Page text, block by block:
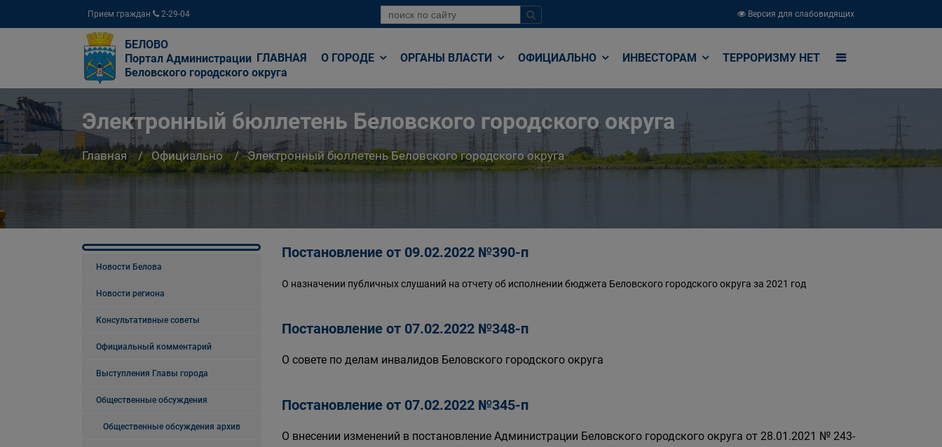
Прием граждан 2-29-04 Версия для слабовидящих
БЕЛОВО
Портал Администрации
Беловского городского округа
ГЛАВНАЯ О ГОРОДЕ ОРГАНЫ ВЛАСТИ ОФИЦИАЛЬНО ИНВЕСТОРАМ ТЕРРОРИЗМУ НЕТ
Электронный бюллетень Беловского городского округа
Главная Официально Электронный бюллетень Беловского городского округа
Новости Белова
Новости региона
Консультативные советы
Официальный комментарий
Выступления Главы города
Общественные обсуждения
Общественные обсуждения архив
Постановление от 09.02.2022 №390-п
О назначении публичных слушаний на отчету об исполнении бюджета Беловского городского округа за 2021 год
Постановление от 07.02.2022 №348-п
О совете по делам инвалидов Беловского городского округа
Постановление от 07.02.2022 №345-п
О внесении изменений в постановление Администрации Беловского городского округа от 28.01.2021 № 243-